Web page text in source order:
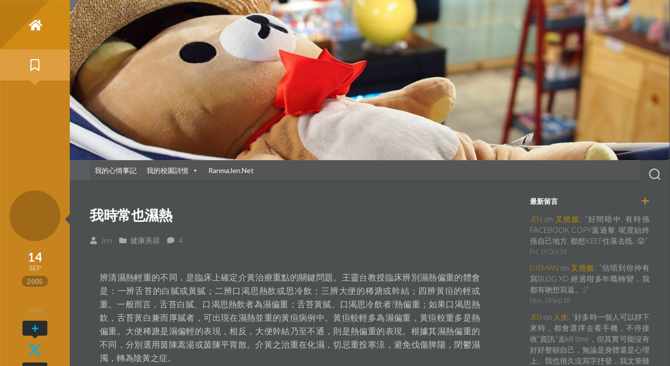
我的心情事記 我的校園詩憶 RanmaJen.Net
14
SEP
2005
我時常也濕熱
Jen 健康美容 4
辨清濕熱輕重的不同，是臨床上確定介黃治療重點的關鍵問題。王靈台教授臨床辨別濕熱偏重的體會
是：一辨舌苔的白膩或黃膩；二辨口渴思熱飲或思冷飲；三辨大便的稀溏或幹結；四辨黃疸的輕或
重。一般而言，舌苔白膩、口渴思熱飲者為濕偏重；舌苔黃膩、口渴思冷飲者?熱偏重；如果口渴思熱
欽，舌苔黃白兼而厚膩者，可出現在濕熱並重的黃疸病例中。黃疸較輕多為濕偏重，黃疸較重多是熱
偏重。大便稀溏是濕偏輕的表現，相反，大便幹結乃至不通，則是熱偏重的表現。根據其濕熱偏重的
不同，分別選用茵陳蒿湯或茵陳平胃散。介黃之治重在化濕，切忌重投寒涼，避免伐傷脾陽，閉鬱濕
濁，轉為陰黃之症。
SHARE
最新留言
JEN on 叉燒飯 : “好間唔中, 有時係
FACEBOOK COPY返過黎, 呢度始終
係自己地方, 都想KEEP住落去既.. 😛”
Fri, 19 Oct 18
DIEMAN on 叉燒飯 : “估唔到你仲有
寫BLOG XD 經過咁多年嘅轉變，我
都有啲想寫返。:)”
Mon, 24 Sep 18
JEN on 人生: “好多時一個人可以靜下
來時，都會選擇去看手機，不停接
收”資訊”去kill time，但其實可能沒有
好好整頓自己，無論是身體還是心理
上。我也很久沒寫字抒發，我文筆雖